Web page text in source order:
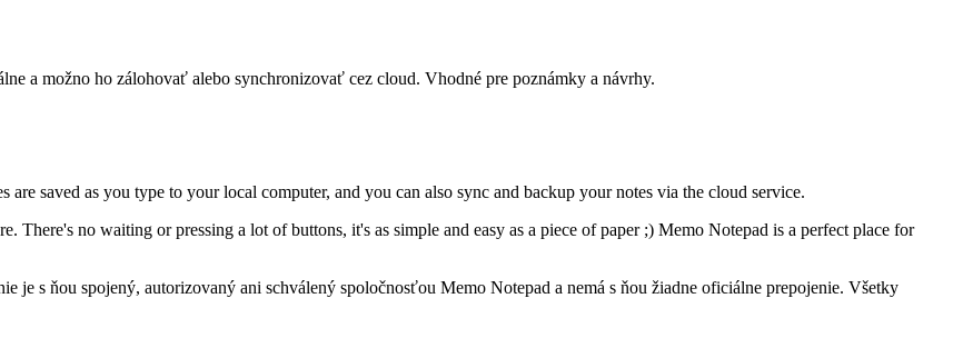
a možno ho zálohovať alebo synchronizovať cez cloud. Vhodné pre poznámky a návrhy.
saved as you type to your local computer, and you can also sync and backup your notes via the cloud service.
There's no waiting or pressing a lot of buttons, it's as simple and easy as a piece of paper ;) Memo Notepad is a perfect place for
je s ňou spojený, autorizovaný ani schválený spoločnosťou Memo Notepad a nemá s ňou žiadne oficiálne prepojenie. Všetky